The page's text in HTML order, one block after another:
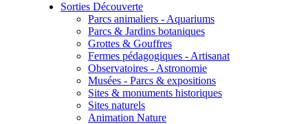
Sorties Découverte
Parcs animaliers - Aquariums
Parcs & Jardins botaniques
Grottes & Gouffres
Fermes pédagogiques - Artisanat
Observatoires - Astronomie
Musées - Parcs & expositions
Sites & monuments historiques
Sites naturels
Animation Nature